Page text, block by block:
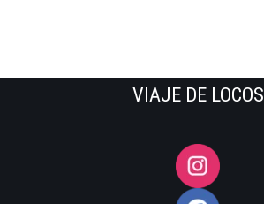
VIAJE DE LOCOS